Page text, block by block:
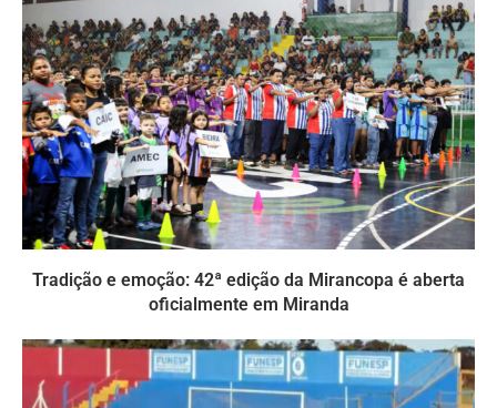
Tradição e emoção: 42ª edição da Mirancopa é aberta
oficialmente em Miranda